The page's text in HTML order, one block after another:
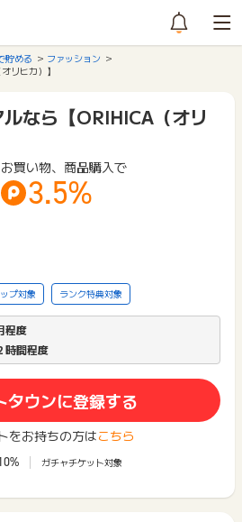
貯める
ファッション
リヒカ）】
なら【ORIHICA（オリ
お買い物、商品購入で
3.5%
プ対象 ランク特典対象
程度
時間程度
タウンに登録する
をお持ちの方はこちら
ガチャチケット対象